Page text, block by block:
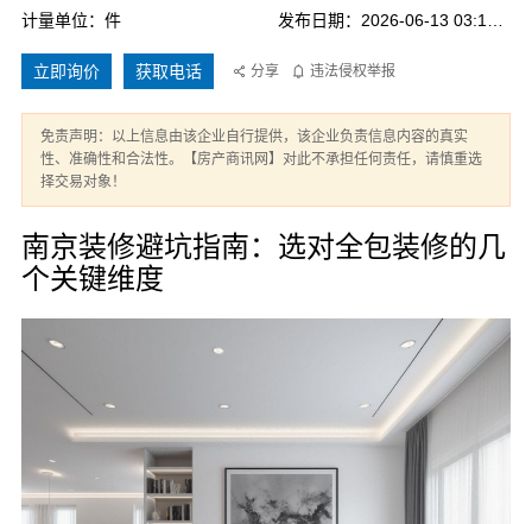
计量单位：件
立即询价 获取电话 分享 违法侵权举报
免责声明：以上信息由该企业自行提供，该企业负责信息内容的真实
性、准确性和合法性。【房产商讯网】对此不承担任何责任，请慎重选
择交易对象！
南京装修避坑指南：选对全包装修的几
个关键维度